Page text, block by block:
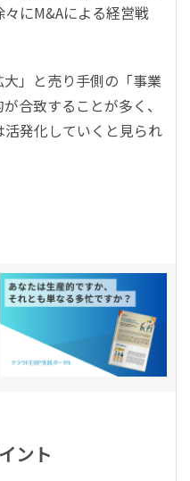
にM&Aによる経営戦
」と売り手側の「事業
合致することが多く、
発化していくと見られ
ント